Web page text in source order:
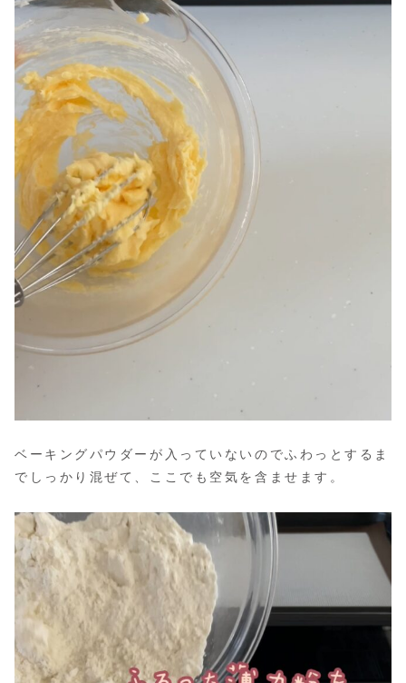
ベーキングパウダーが入っていないのでふわっとするま
でしっかり混ぜて、ここでも空気を含ませます。